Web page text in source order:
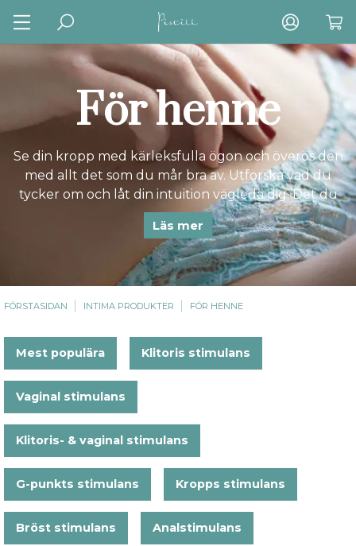
För henne
Se din kropp med kärleksfulla ögon och överös den
med allt det som du mår bra av. Utforska vad du
tycker om och låt din intuition vägleda dig. Det du
längtar efter finns inom dig. Du vet mer om dig själv
än vad du tror.
Läs mer
FÖRSTASIDAN INTIMA PRODUKTER FÖR HENNE
Mest populära Klitoris stimulans
Vaginal stimulans
Klitoris- & vaginal stimulans
G-punkts stimulans Kropps stimulans
Bröst stimulans Analstimulans